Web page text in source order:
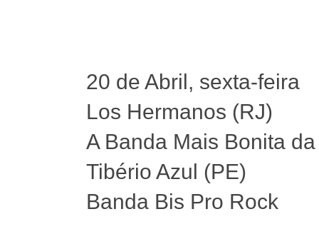
20 de Abril, sexta-feira
Los Hermanos (RJ)
A Banda Mais Bonita
Tibério Azul (PE)
Banda Bis Pro Rock